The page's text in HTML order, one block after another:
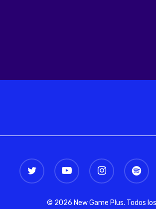
twitter youtube instagram spotify
© 2026 New Game Plus. Todos